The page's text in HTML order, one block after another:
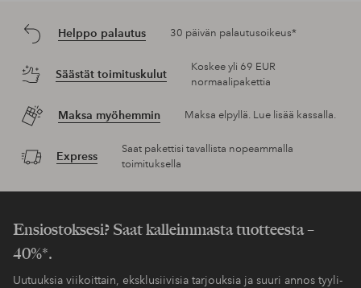
Helppo palautus 30 päivän palautusoikeus*
Säästät toimituskulut
Koskee yli 69 EUR
normaalipakettia
Maksa myöhemmin Maksa elpyllä. Lue lisää kassalla.
Express
Saat pakettisi tavallista nopeammalla
toimituksella
Ensiostoksesi? Saat kalleimmasta tuotteesta –
40%*.
Uutuuksia viikoittain, eksklusiivisia tarjouksia ja suuri annos tyyli-